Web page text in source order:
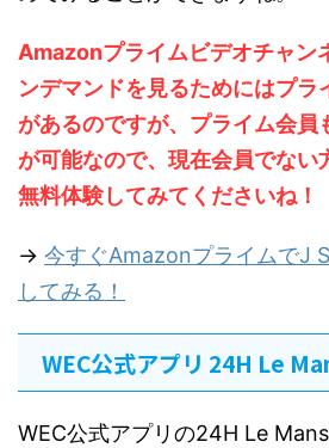
Amazonプライムビデオチャン
ンデマンドを見るためにはプラ
があるのですが、プライム会
が可能なので、現在会員でない
無料体験してみてくださいね！
→ 今すぐAmazonプライムでJ
してみる！
WEC公式アプリ 24H Le
WEC公式アプリの24H Le Mans